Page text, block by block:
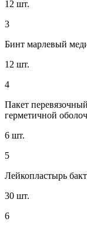
12 шт.
3
Бинт марлевый
12 шт.
4
Пакет
герметичной
6 шт.
5
Лейкопластырь
30 шт.
6